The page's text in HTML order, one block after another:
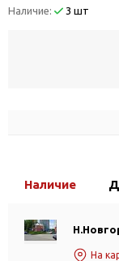
Наличие: 3 шт
Наличие
На